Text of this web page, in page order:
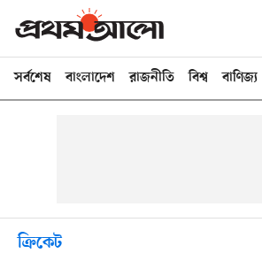
সর্বশেষ বাংলাদেশ রাজনীতি বিশ্ব বাণিজ্য
ক্রিকেট